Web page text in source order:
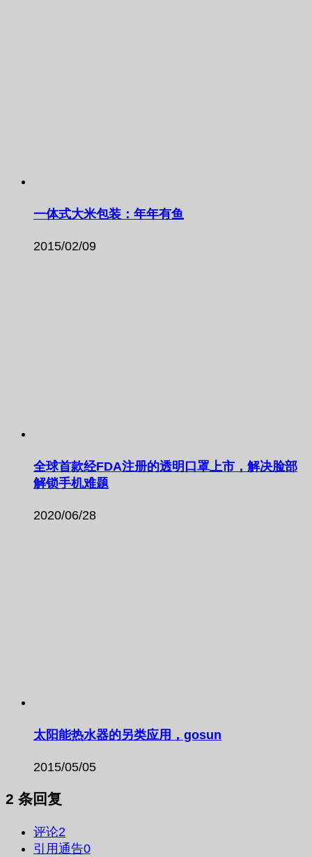
一体式大米包装：年年有鱼
2015/02/09
全球首款经FDA注册的透明口罩上市，解决脸部
解锁手机难题
2020/06/28
太阳能热水器的另类应用，gosun
2015/05/05
2 条回复
评论2
引用通告0